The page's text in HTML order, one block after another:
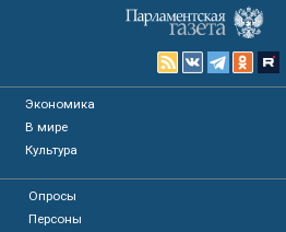
Экономика
В мире
Культура
Опросы
Персоны